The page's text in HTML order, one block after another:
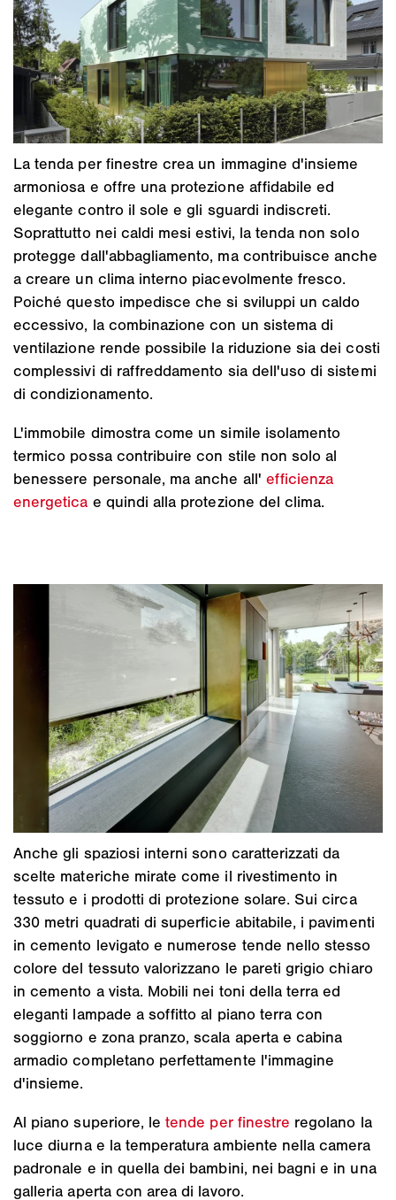
La tenda per finestre crea un immagine d'insieme
armoniosa e offre una protezione affidabile ed
elegante contro il sole e gli sguardi indiscreti.
Soprattutto nei caldi mesi estivi, la tenda non solo
protegge dall'abbagliamento, ma contribuisce anche
a creare un clima interno piacevolmente fresco.
Poiché questo impedisce che si sviluppi un caldo
eccessivo, la combinazione con un sistema di
ventilazione rende possibile la riduzione sia dei costi
complessivi di raffreddamento sia dell'uso di sistemi
di condizionamento.
L'immobile dimostra come un simile isolamento
termico possa contribuire con stile non solo al
benessere personale, ma anche all' efficienza
energetica e quindi alla protezione del clima.
Anche gli spaziosi interni sono caratterizzati da
scelte materiche mirate come il rivestimento in
tessuto e i prodotti di protezione solare. Sui circa
330 metri quadrati di superficie abitabile, i pavimenti
in cemento levigato e numerose tende nello stesso
colore del tessuto valorizzano le pareti grigio chiaro
in cemento a vista. Mobili nei toni della terra ed
eleganti lampade a soffitto al piano terra con
soggiorno e zona pranzo, scala aperta e cabina
armadio completano perfettamente l'immagine
d'insieme.
Al piano superiore, letende per finestre regolano la
luce diurna e la temperatura ambiente nella camera
padronale e in quella dei bambini, nei bagni e in una
galleria aperta con area di lavoro.